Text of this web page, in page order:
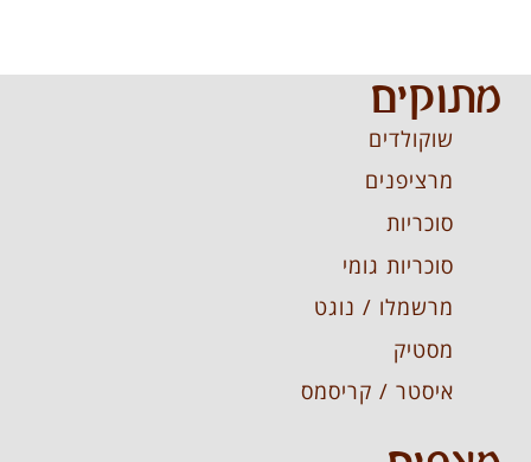
מתוקים
שוקולדים
מרציפנים
סוכריות
סוכריות גומי
מרשמלו / נוגט
מסטיק
איסטר / קריסמס